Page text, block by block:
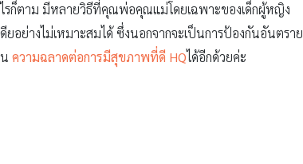
รก็ตาม มีหลายวิธีที่คุณพ่อคุณแม่โดยเฉพาะของเด็กผู้หญิง
อย่างไม่เหมาะสมได้ ซึ่งนอกจากจะเป็นการป้องกันอันตราย
ความฉลาดต่อการมีสุขภาพที่ดี HQได้อีกด้วยค่ะ